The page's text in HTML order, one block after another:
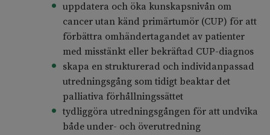
uppdatera och öka kunskapsnivån om
cancer utan känd primärtumör (CUP) för att
förbättra omhändertagandet av patienter
med misstänkt eller bekräftad CUP-diagnos
skapa en strukturerad och individanpassad
utredningsgång som tidigt beaktar det
palliativa förhållningssättet
tydliggöra utredningsgången för att undvika
både under- och överutredning